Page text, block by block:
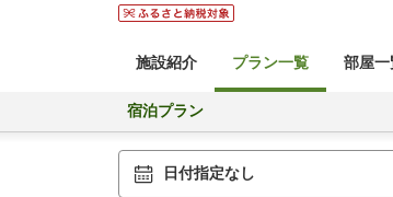
施設紹介 プラン一覧 部屋一
宿泊プラン
日付指定なし